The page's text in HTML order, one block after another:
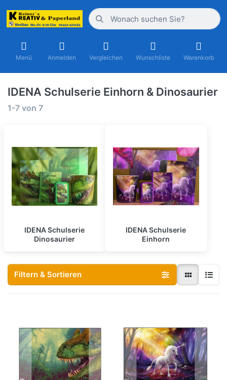
Menü Anmelden Vergleichen Wunschliste Warenkorb
IDENA Schulserie Einhorn & Dinosaurier
1-7 von 7
IDENA Schulserie
Dinosaurier
IDENA Schulserie
Einhorn
Filtern & Sortieren